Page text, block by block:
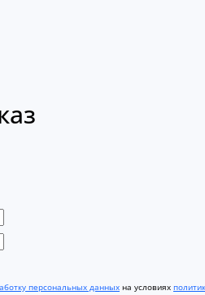
персональных данных на условиях